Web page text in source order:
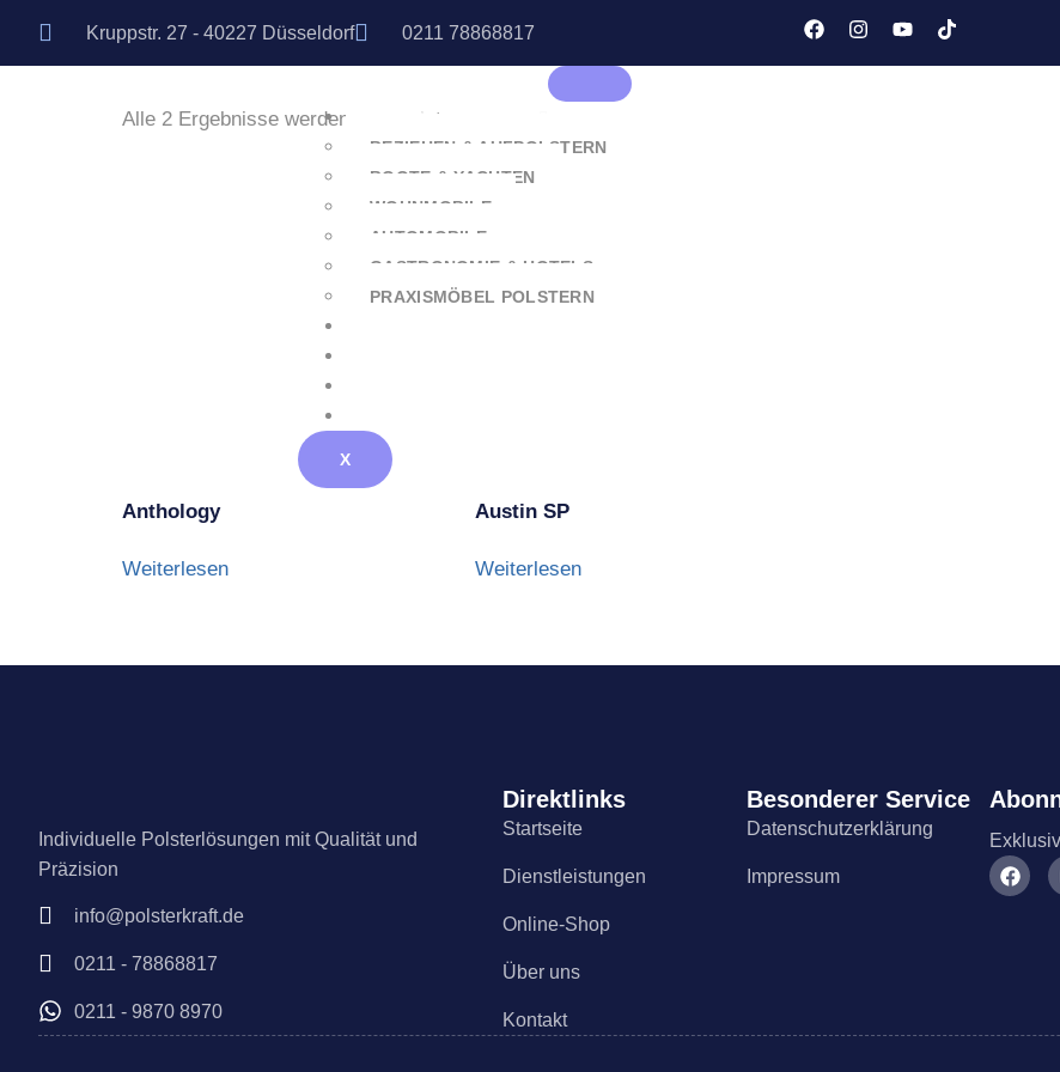
Kruppstr. 27 - 40227 Düsseldorf 0211 78868817
DIENSTLEISTUNGEN
BEZIEHEN & AUFPOLSTERN
BOOTE & YACHTEN
WOHNMOBILE
AUTOMOBILE
GASTRONOMIE & HOTELS
PRAXISMÖBEL POLSTERN
X
Abriebfester Möbelstoff
Alle 2 Ergebnisse werden angezeigt
Anthology
Weiterlesen
Austin SP
Weiterlesen
Individuelle Polsterlösungen mit Qualität und
Präzision
info@polsterkraft.de
0211 - 78868817
0211 - 9870 8970
Direktlinks
Startseite
Dienstleistungen
Online-Shop
Über uns
Kontakt
Besonderer Service
Datenschutzerklärung
Impressum